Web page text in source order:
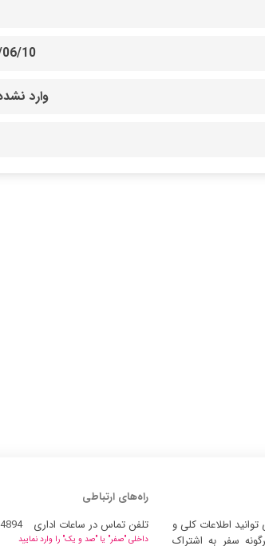
10
وارد
اطلاعات کلی و
سفر به اشتراک
راه‌های ارتباطی
تلفن تماس در ساعات اداری
داخلی "صفر" یا "صد و یک" را وارد نمایید